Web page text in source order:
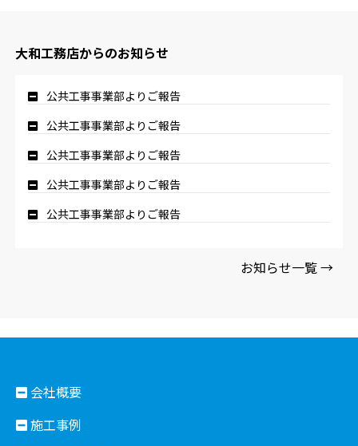
大和工務店からのお知らせ
公共工事事業部よりご報告
公共工事事業部よりご報告
公共工事事業部よりご報告
公共工事事業部よりご報告
公共工事事業部よりご報告
お知らせ一覧 →
会社概要
施工事例